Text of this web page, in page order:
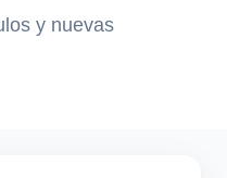
y nuevas